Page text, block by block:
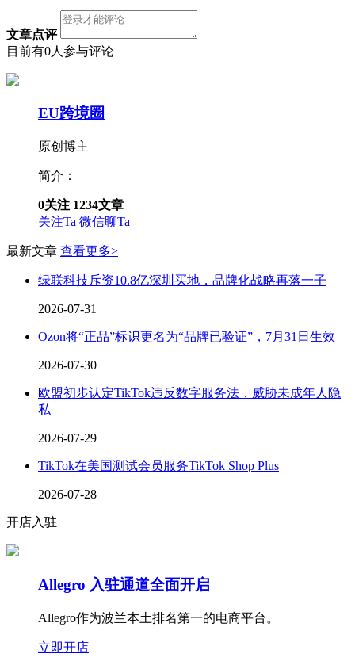
文章点评
目前有0人参与评论
EU跨境圈
原创博主
简介：
0关注 1234文章
关注Ta 微信聊Ta
最新文章 查看更多>
绿联科技斥资10.8亿深圳买地，品牌化战略再落一子
2026-07-31
Ozon将“正品”标识更名为“品牌已验证”，7月31日生效
2026-07-30
欧盟初步认定TikTok违反数字服务法，威胁未成年人隐
私
2026-07-29
TikTok在美国测试会员服务TikTok Shop Plus
2026-07-28
开店入驻
Allegro 入驻通道全面开启
Allegro作为波兰本土排名第一的电商平台。
立即开店